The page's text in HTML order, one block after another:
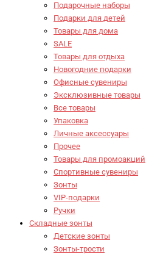
Подарочные наборы
Подарки для детей
Товары для дома
SALE
Товары для отдыха
Новогодние подарки
Офисные сувениры
Эксклюзивные товары
Все товары
Упаковка
Личные аксессуары
Прочее
Товары для промоакций
Спортивные сувениры
Зонты
VIP-подарки
Ручки
Складные зонты
Детские зонты
Зонты-трости